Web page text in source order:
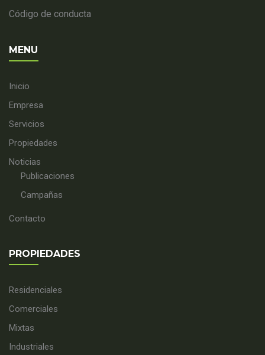
Código de conducta
MENU
Inicio
Empresa
Servicios
Propiedades
Noticias
Publicaciones
Campañas
Contacto
PROPIEDADES
Residenciales
Comerciales
Mixtas
Industriales